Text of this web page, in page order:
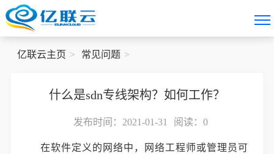
亿联云主页 常见问题
什么是sdn专线架构？如何工作？
发布时间：2021-01-31 阅读： 0
在软件定义的网络中，网络工程师或管理员可